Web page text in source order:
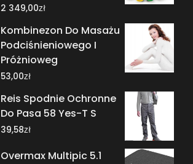
2 349,00zł
Kombinezon Do Masażu
Podciśnieniowego I
Próżnioweg
53,00zł
Reis Spodnie Ochronne
Do Pasa 58 Yes-T S
39,58zł
Overmax Multipic 5.1